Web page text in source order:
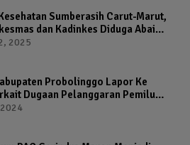
Sumberasih Carut-Marut,
dan Kadinkes Diduga Abai
2025
Probolinggo Lapor Ke
Dugaan Pelanggaran Pemilu
Calon Wakil Bupati Probolinggo